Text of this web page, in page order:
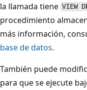
la llamada tiene VIEW
procedimiento
más información,
base de datos.
También puede
para que se ejecute